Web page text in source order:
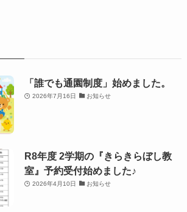
「誰でも通園制度」始めました。
2026年7月16日 お知らせ
R8年度 2学期の『きらきらぼし教
室』予約受付始めました♪
2026年4月10日 お知らせ